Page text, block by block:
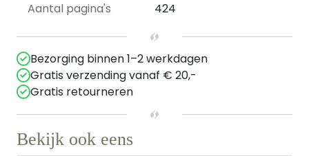
Aantal pagina's
424
Bezorging binnen 1–2 werkdagen
Gratis verzending vanaf € 20,-
Gratis retourneren
Bekijk ook eens